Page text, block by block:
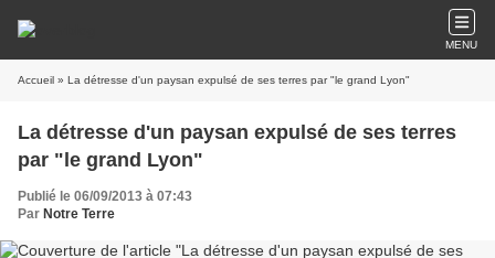
MENU
Accueil » La détresse d'un paysan expulsé de ses terres par "le grand Lyon"
La détresse d'un paysan expulsé de ses terres
par "le grand Lyon"
Publié le 06/09/2013 à 07:43
Par Notre Terre